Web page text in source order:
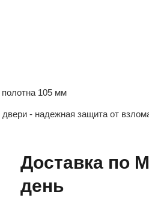
105 мм
двери - надежная защита от
Доставка по
день